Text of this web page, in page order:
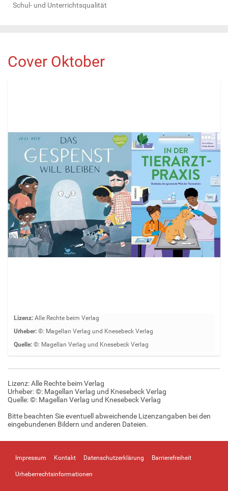
Schul- und Unterrichtsqualität
Cover Oktober
Z
e
g
e
B
l
d
n
o
e
Lizenz: Alle Rechte beim Verlag
Urheber: ©: Magellan Verlag und Knesebeck Verlag
Quelle: ©: Magellan Verlag und Knesebeck Verlag
Lizenz: Alle Rechte beim Verlag
Urheber: ©: Magellan Verlag und Knesebeck Verlag
Quelle:©: Magellan Verlag und Knesebeck Verlag
Bitte beachten Sie eventuell abweichende Lizenzangaben bei den
eingebundenen Bildern und anderen Dateien.
Impressum Kontakt Datenschutzerklärung Barrierefreiheit
Urheberrechtsinformationen